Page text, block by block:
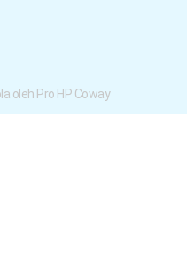
oleh Pro HP Coway